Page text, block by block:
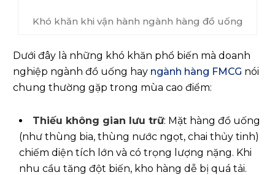
Khó khăn khi vận hành ngành hàng đồ uống
Dưới đây là những khó khăn phổ biến mà doanh
nghiệp ngành đồ uống hay ngành hàng FMCG nói
chung thường gặp trong mùa cao điểm:
Thiếu không gian lưu trữ: Mặt hàng đồ uống
(như thùng bia, thùng nước ngọt, chai thủy tinh)
chiếm diện tích lớn và có trọng lượng nặng. Khi
nhu cầu tăng đột biến, kho hàng dễ bị quá tải.